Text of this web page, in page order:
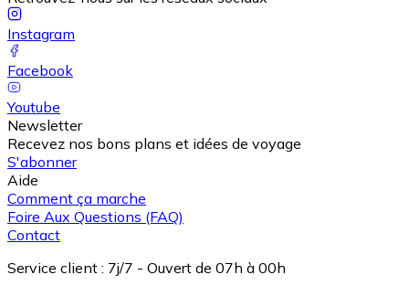
Instagram
Facebook
Youtube
Newsletter
Recevez nos bons plans et idées de voyage
S'abonner
Aide
Comment ça marche
Foire Aux Questions (FAQ)
Contact
Service client : 7j/7 - Ouvert de 07h à 00h